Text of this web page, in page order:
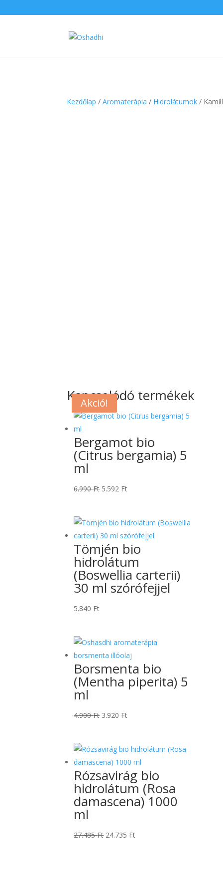
Kezdőlap /Aromaterápia / Hidrolátumok /
Kapcsolódó termékek
Akció!
Bergamot bio
(Citrus bergamia) 5
ml
6.990Ft Original
6.990 Ft.
5.592 FtCurrent
5.592 Ft.
Tömjén bio
hidrolátum
(Boswellia carterii)
30 ml szórófejjel
5.840 Ft
Akció!
Borsmenta bio
(Mentha piperita) 5
ml
4.900Ft Original
4.900 Ft.
3.920 FtCurrent
3.920 Ft.
Akció!
Rózsavirág bio
hidrolátum (Rosa
damascena) 1000
ml
27.485Ft Original
24.735 FtCurrent